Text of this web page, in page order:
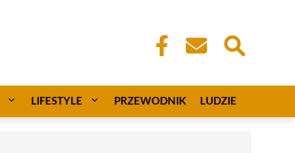
LIFESTYLE PRZEWODNIK LUDZIE